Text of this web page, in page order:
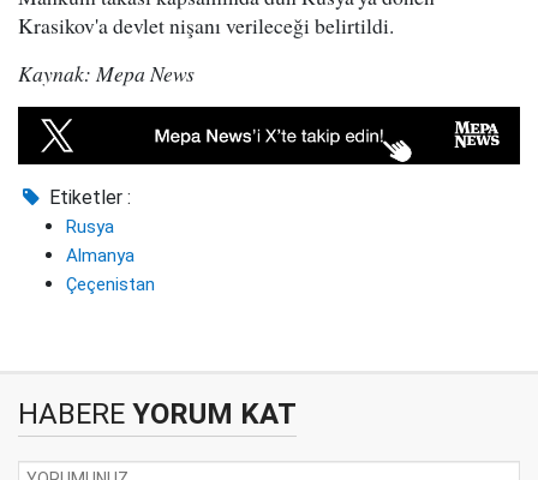
Krasikov'a devlet nişanı verileceği belirtildi.
Kaynak: Mepa News
Etiketler :
Rusya
Almanya
Çeçenistan
HABERE YORUM KAT